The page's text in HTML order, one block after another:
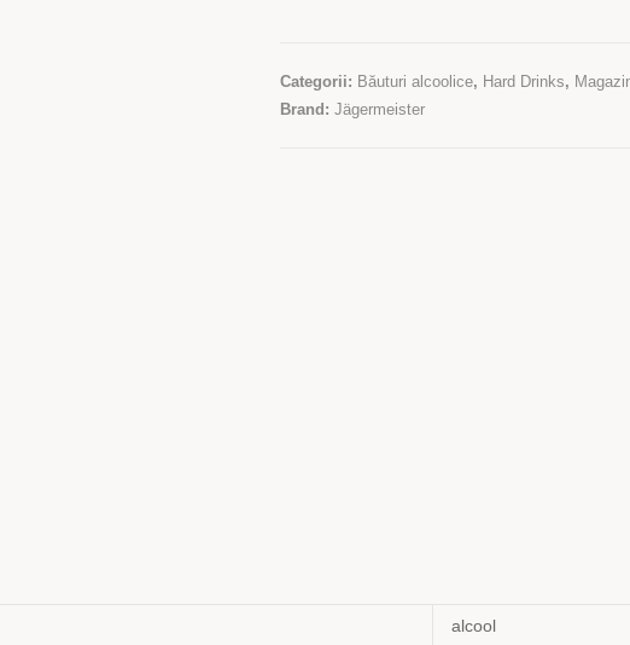
Categorii: Băuturi alcoolice, Hard Drinks,
Brand: Jägermeister
alcool